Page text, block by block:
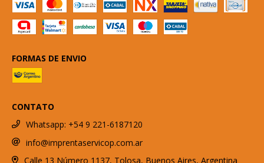
FORMAS DE ENVIO
CONTATO
Whatsapp: +54 9 221-6187120
info@imprentaservicop.com.ar
Calle 13 Número 1137, Tolosa, Buenos Aires, Argentina